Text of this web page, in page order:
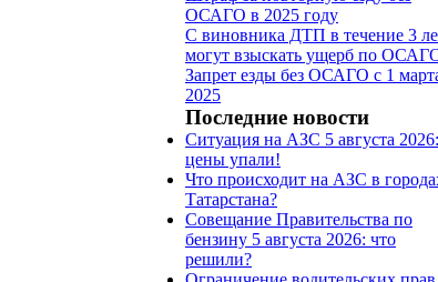
ОСАГО в 2025 году
С виновника ДТП в течение 3
могут взыскать ущерб по
Запрет езды без ОСАГО с 1
2025
Последние новости
Ситуация на АЗС 5 августа 2026:
цены упали!
Что происходит на АЗС в
Татарстана?
Совещание Правительства по
бензину 5 августа 2026: что
решили?